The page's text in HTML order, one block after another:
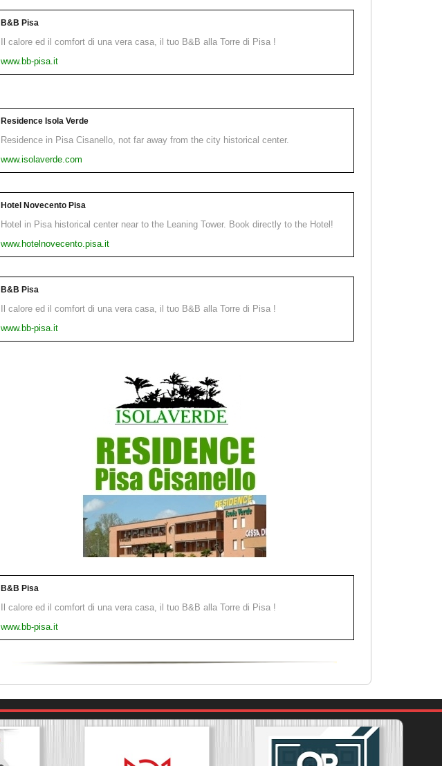
B&B Pisa
Il calore ed il comfort di una vera casa, il tuo B&B alla Torre di Pisa !
www.bb-pisa.it
Residence Isola Verde
Residence in Pisa Cisanello, not far away from the city historical center.
www.isolaverde.com
Hotel Novecento Pisa
Hotel in Pisa historical center near to the Leaning Tower. Book directly to the Hotel!
www.hotelnovecento.pisa.it
B&B Pisa
Il calore ed il comfort di una vera casa, il tuo B&B alla Torre di Pisa !
www.bb-pisa.it
B&B Pisa
Il calore ed il comfort di una vera casa, il tuo B&B alla Torre di Pisa !
www.bb-pisa.it